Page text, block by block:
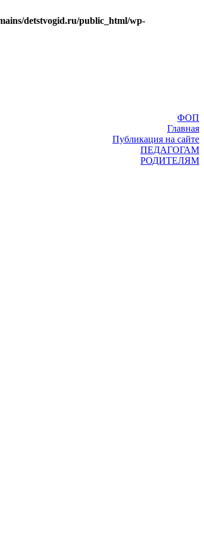
detstvogid.ru/public_html/wp-
ФОП
Главная
Публикация на сайте
ПЕДАГОГАМ
РОДИТЕЛЯМ